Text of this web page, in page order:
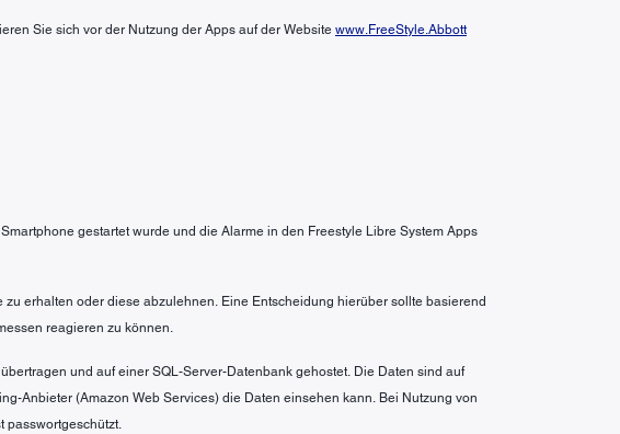
Sie sich vor der Nutzung der Apps auf der Website www.FreeStyle.Abbott
gestartet wurde und die Alarme in den Freestyle Libre System Apps
erhalten oder diese abzulehnen. Eine Entscheidung hierüber sollte basierend
reagieren zu können.
und auf einer SQL-Server-Datenbank gehostet. Die Daten sind auf
Anbieter (Amazon Web Services) die Daten einsehen kann. Bei Nutzung von
passwortgeschützt.